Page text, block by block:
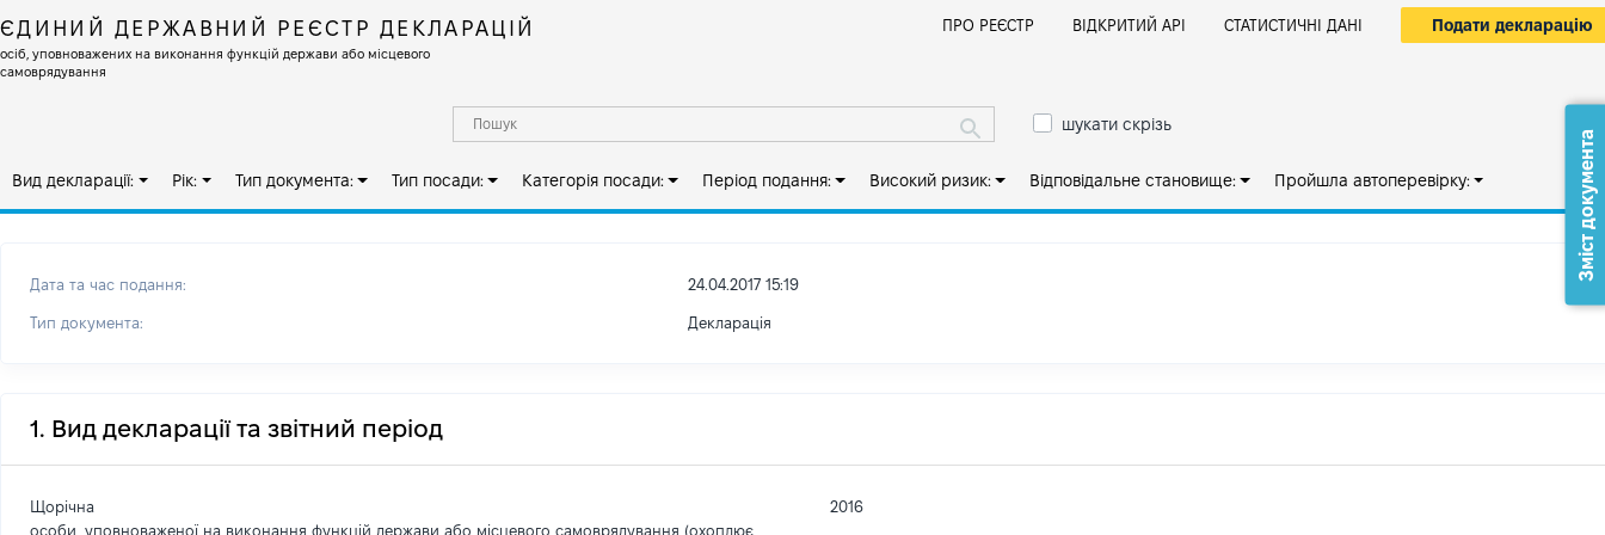
ЄДИНИЙ ДЕРЖАВНИЙ РЕЄСТР ДЕКЛАРАЦІЙ
осіб, уповноважених на виконання функцій держави або місцевого
самоврядування
ПРО РЕЄСТР ВІДКРИТИЙ АРІ СТАТИСТИЧНІ ДАНІ Подати декларацію
шукати скрізь
Вид декларації: Рік: Тип документа: Тип посади: Категорія посади: Період подання: Високий ризик: Відповідальне становище: Пройшла автоперевірку:
Дата та час подання: 24.04.2017 15:19
Тип документа: Декларація
1. Вид декларації та звітний період
Щорічна
особи, уповноваженої на виконання функцій держави або місцевого самоврядування (охоплює
2016
Зміст документа